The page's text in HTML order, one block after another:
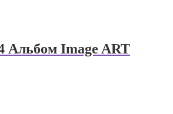
Альбом Image ART